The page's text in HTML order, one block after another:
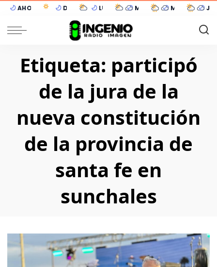
AHORA Sunchales
Despejado DOM 09
15°C3°CMayormente despejado
LUN 10
13°C5°C CubiertoMAR 11
13°C6°CCubiertoMIÉ 12
10°C9°CLlovizna
Etiqueta: participó
de la jura de la
nueva constitución
de la provincia de
santa fe en
sunchales